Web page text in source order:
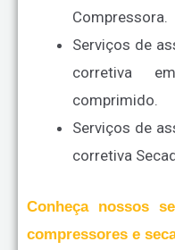
Compressora.
Serviços de
corretiva
comprimido.
Serviços de
corretiva
Conheça nossos
compressores e